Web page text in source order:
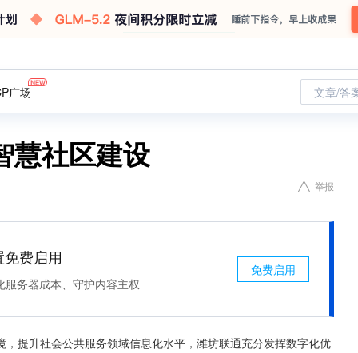
广场 文章/答
慧社区建设
举报
费启用
服务器成本、守护内容主权
免费启用
提升社会公共服务领域信息化水平，潍坊联通充分发挥数字化优